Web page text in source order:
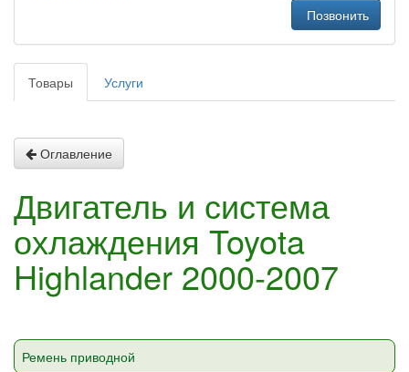
Позвонить
Товары Услуги
Оглавление
Двигатель и система
охлаждения Toyota
Highlander 2000-2007
Ремень приводной